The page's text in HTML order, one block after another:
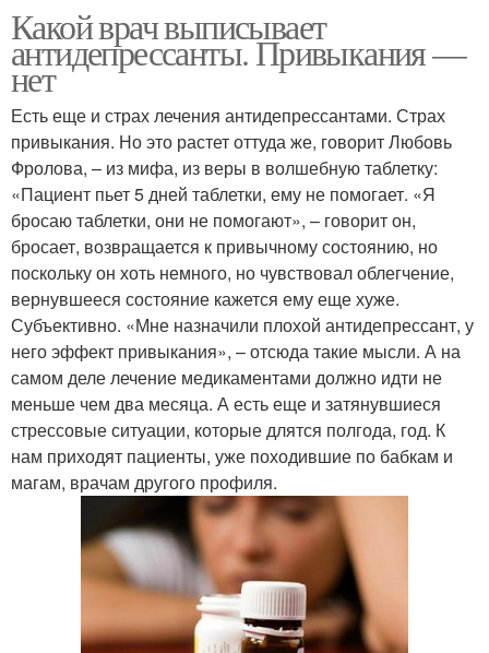
Какой врач выписывает
антидепрессанты. Привыкания —
нет
Есть еще и страх лечения антидепрессантами. Страх
привыкания. Но это растет оттуда же, говорит Любовь
Фролова, – из мифа, из веры в волшебную таблетку:
«Пациент пьет 5 дней таблетки, ему не помогает. «Я
бросаю таблетки, они не помогают», – говорит он,
бросает, возвращается к привычному состоянию, но
поскольку он хоть немного, но чувствовал облегчение,
вернувшееся состояние кажется ему еще хуже.
Субъективно. «Мне назначили плохой антидепрессант, у
него эффект привыкания», – отсюда такие мысли. А на
самом деле лечение медикаментами должно идти не
меньше чем два месяца. А есть еще и затянувшиеся
стрессовые ситуации, которые длятся полгода, год. К
нам приходят пациенты, уже походившие по бабкам и
магам, врачам другого профиля.